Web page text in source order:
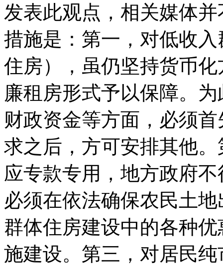
发表此观点，相关媒体
措施是：第一，对低收
住房），虽仍坚持货币
廉租房形式予以保障。
财政资金等方面，必须
求之后，方可安排其他
应专款专用，地方政府
必须在依法确保农民土
群体住房建设中的各种
施建设。第三，对居民